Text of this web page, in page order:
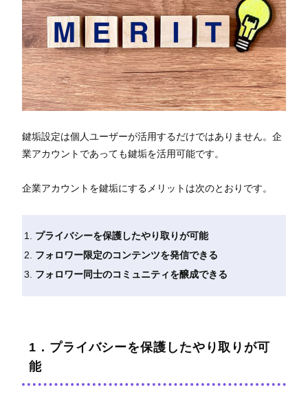
鍵垢設定は個人ユーザーが活用するだけではありません。企
業アカウントであっても鍵垢を活用可能です。
企業アカウントを鍵垢にするメリットは次のとおりです。
プライバシーを保護したやり取りが可能
フォロワー限定のコンテンツを発信できる
フォロワー同士のコミュニティを醸成できる
1．プライバシーを保護したやり取りが可
能